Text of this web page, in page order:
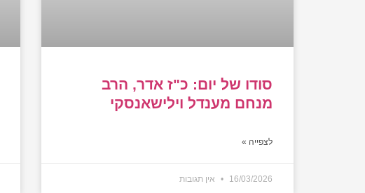
סודו של יום: כ"ז אדר, הרב
מנחם מענדל וילישאנסקי
לצפייה »
16/03/2026 אין תגובות